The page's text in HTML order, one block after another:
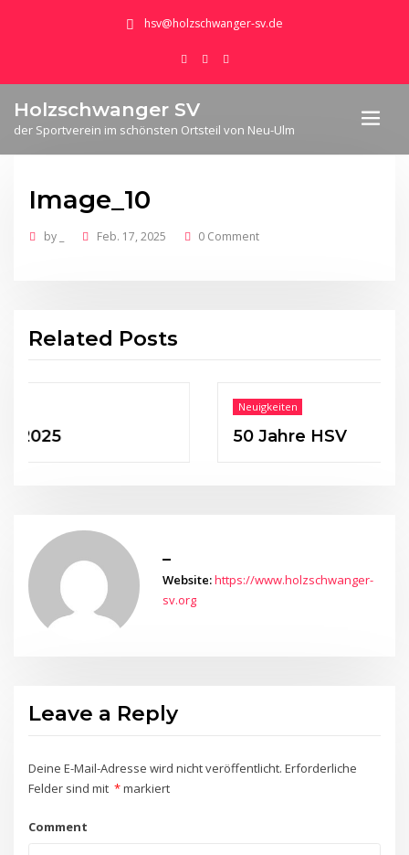
hsv@holzschwanger-sv.de
Holzschwanger SV
der Sportverein im schönsten Ortsteil von Neu-Ulm
Image_10
by Feb. 17, 2025 0 Comment
Related Posts
50 Jahre HSV
_
Website:https://www.holzschwanger-
sv.org
Leave a Reply
Deine E-Mail-Adresse wird nicht veröffentlicht. Erforderliche
Felder sind mit *markiert
Comment